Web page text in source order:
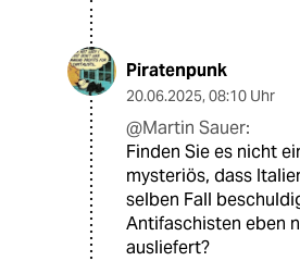
Piratenpunk
20.06.2025, 08:10 Uhr
@Martin Sauer:
Finden Sie es nicht
mysteriös, dass
selben Fall
Antifaschisten eben
ausliefert?